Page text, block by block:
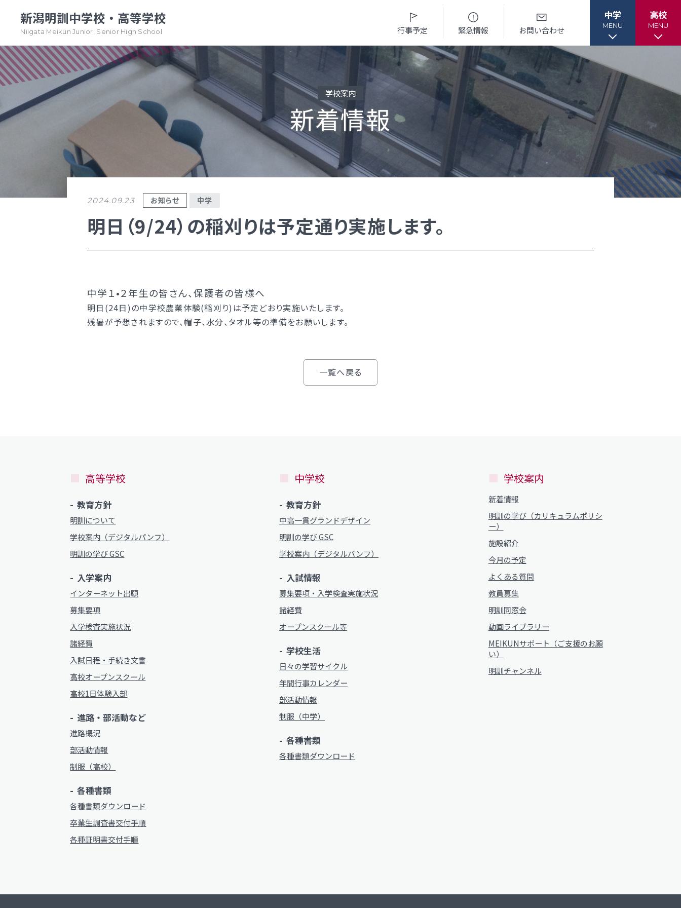
新潟明訓中学校・高等学校
Niigata Meikun Junior, Senior High School 行事予定 緊急情報 お問い合わせ
中学
MENU
TOPページ
新潟明訓中学校
中高一貫グランドデザイン
学校案内
（デジタルパンフ）
入試情報
募集要項・
入学検査実施状況
学校生活
日々の学習サイクル
年間行事カレンダー
各種書類
各種書類ダウンロード
明訓の学び（カリキュラムポリシー）
施設紹介
今月の予定
お問い合わせ プライバシーポリシー
高校
MENU
TOPページ
新潟明訓高等学校
明訓の学び GSC
入学案内
インターネット出願
入試日程・手続き文書
高校オープンスクール
進路・部活動など
進路概況
部活動情報
各種書類
各種書類ダウンロード
卒業生調査書交付手順
学校案内
新着情報
MEIKUNサポート（ご支援のお願い）
お問い合わせ プライバシーポリシー
学校案内
新着情報
2024.09.23 お知らせ 中学
明日（9/24）の稲刈りは予定通り実施します。
中学１•２年生の皆さん、保護者の皆様へ
明日(24日)の中学校農業体験(稲刈り)は予定どおり実施いたします。
残暑が予想されますので、帽子、水分、タオル等の準備をお願いします。
一覧へ戻る
高等学校
教育方針
明訓について
学校案内（デジタルパンフ）
明訓の学び GSC
入学案内
インターネット出願
募集要項
入学検査実施状況
諸経費
入試日程・手続き文書
高校オープンスクール
高校1日体験入部
進路・部活動など
進路概況
部活動情報
制服（高校）
各種書類
各種書類ダウンロード
卒業生調査書交付手順
各種証明書交付手順
中学校
教育方針
中高一貫グランドデザイン
明訓の学び GSC
学校案内（デジタルパンフ）
入試情報
募集要項・入学検査実施状況
諸経費
オープンスクール等
学校生活
日々の学習サイクル
年間行事カレンダー
部活動情報
制服（中学）
各種書類
各種書類ダウンロード
学校案内
新着情報
明訓の学び（カリキュラムポリシ
ー）
施設紹介
今月の予定
よくある質問
教員募集
明訓同窓会
動画ライブラリー
MEIKUNサポート（ご支援のお願
い）
明訓チャンネル